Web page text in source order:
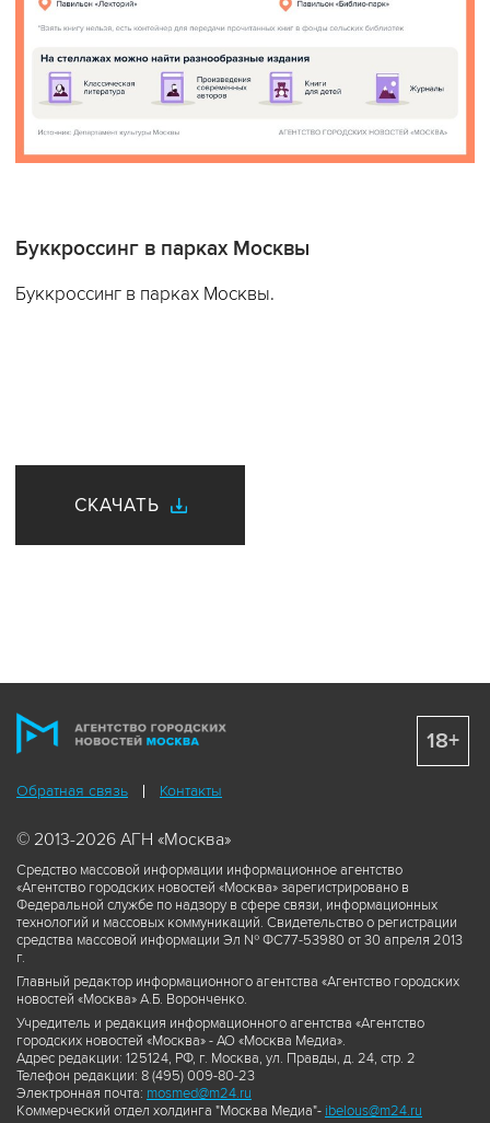
Буккроссинг в парках Москвы
Буккроссинг в парках Москвы.
СКАЧАТЬ
Обратная связь Контакты
© 2013-2026 АГН «Москва»
Средство массовой информации информационное агентство
«Агентство городских новостей «Москва» зарегистрировано в
Федеральной службе по надзору в сфере связи, информационных
технологий и массовых коммуникаций. Свидетельство о регистрации
средства массовой информации Эл № ФС77-53980 от 30 апреля 2013
г.
Главный редактор информационного агентства «Агентство городских
новостей «Москва» А.Б. Воронченко.
Учредитель и редакция информационного агентства «Агентство
городских новостей «Москва» - АО «Москва Медиа».
Адрес редакции: 125124, РФ, г. Москва, ул. Правды, д. 24, стр. 2
Телефон редакции: 8 (495) 009-80-23
Электронная почта: mosmed@m24.ru
Коммерческий отдел холдинга "Москва Медиа"- ibelous@m24.ru
18+